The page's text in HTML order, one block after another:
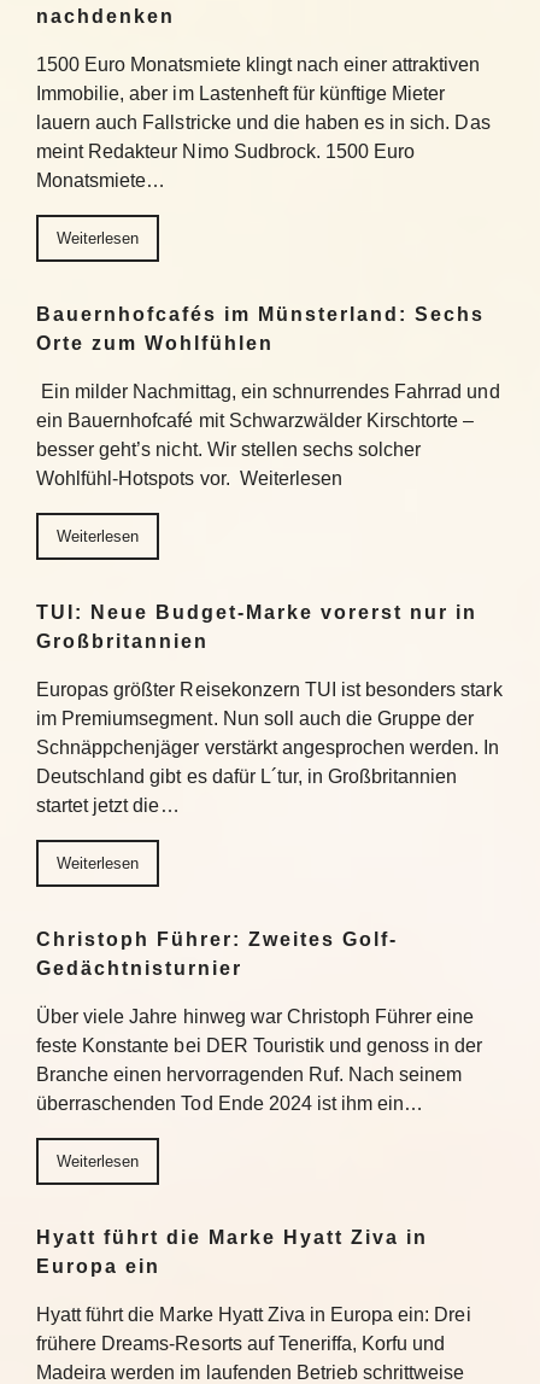
nachdenken
1500 Euro Monatsmiete klingt nach einer attraktiven
Immobilie, aber im Lastenheft für künftige Mieter
lauern auch Fallstricke und die haben es in sich. Das
meint Redakteur Nimo Sudbrock. 1500 Euro
Monatsmiete…
Weiterlesen
Bauernhofcafés im Münsterland: Sechs
Orte zum Wohlfühlen
Ein milder Nachmittag, ein schnurrendes Fahrrad und
ein Bauernhofcafé mit Schwarzwälder Kirschtorte –
besser geht’s nicht. Wir stellen sechs solcher
Wohlfühl-Hotspots vor. Weiterlesen
Weiterlesen
TUI: Neue Budget-Marke vorerst nur in
Großbritannien
Europas größter Reisekonzern TUI ist besonders stark
im Premiumsegment. Nun soll auch die Gruppe der
Schnäppchenjäger verstärkt angesprochen werden. In
Deutschland gibt es dafür L´tur, in Großbritannien
startet jetzt die…
Weiterlesen
Christoph Führer: Zweites Golf-
Gedächtnisturnier
Über viele Jahre hinweg war Christoph Führer eine
feste Konstante bei DER Touristik und genoss in der
Branche einen hervorragenden Ruf. Nach seinem
überraschenden Tod Ende 2024 ist ihm ein…
Weiterlesen
Hyatt führt die Marke Hyatt Ziva in
Europa ein
Hyatt führt die Marke Hyatt Ziva in Europa ein: Drei
frühere Dreams-Resorts auf Teneriffa, Korfu und
Madeira werden im laufenden Betrieb schrittweise